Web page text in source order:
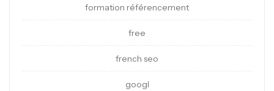
formation référencement
free
french seo
googl